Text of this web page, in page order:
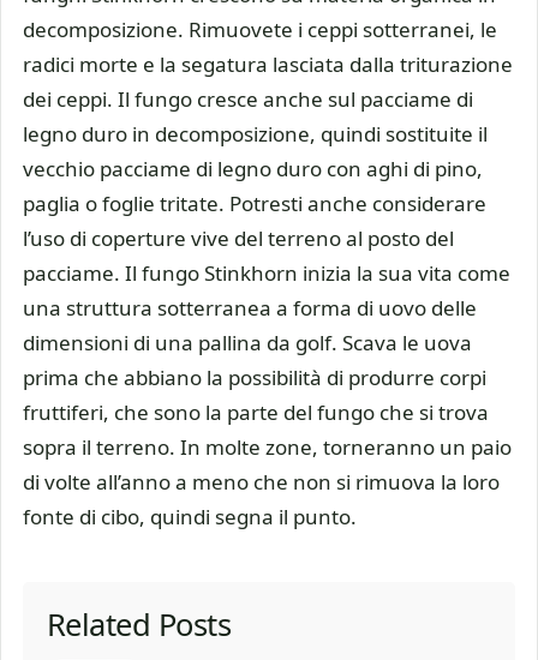
decomposizione. Rimuovete i ceppi sotterranei, le
radici morte e la segatura lasciata dalla triturazione
dei ceppi. Il fungo cresce anche sul pacciame di
legno duro in decomposizione, quindi sostituite il
vecchio pacciame di legno duro con aghi di pino,
paglia o foglie tritate. Potresti anche considerare
l’uso di coperture vive del terreno al posto del
pacciame. Il fungo Stinkhorn inizia la sua vita come
una struttura sotterranea a forma di uovo delle
dimensioni di una pallina da golf. Scava le uova
prima che abbiano la possibilità di produrre corpi
fruttiferi, che sono la parte del fungo che si trova
sopra il terreno. In molte zone, torneranno un paio
di volte all’anno a meno che non si rimuova la loro
fonte di cibo, quindi segna il punto.
Related Posts